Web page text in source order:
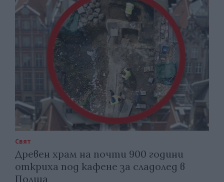
Свят
Древен храм на почти 900 години
откриха под кафене за сладолед в
Полша